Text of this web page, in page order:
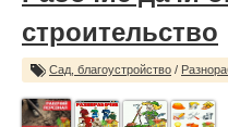
строительство
Сад, благоустройство /